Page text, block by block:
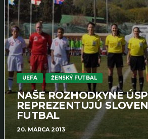
UEFA ŽENSKÝ FUTBAL
NAŠE ROZHODKYNE
REPREZENTUJÚ
FUTBAL
20. MARCA 2013